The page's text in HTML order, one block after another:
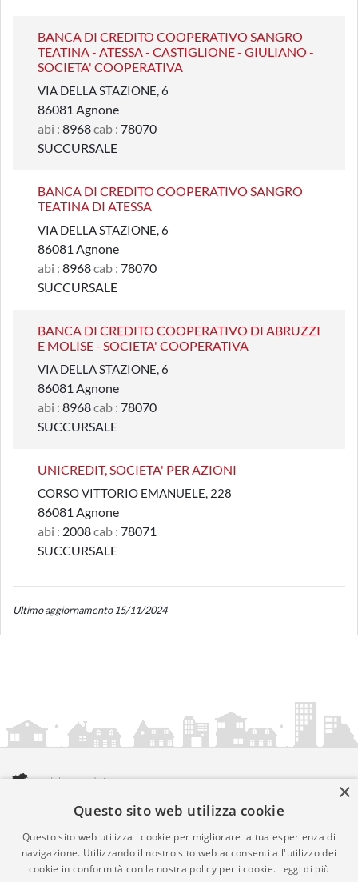
BANCA DI CREDITO COOPERATIVO SANGRO
TEATINA - ATESSA - CASTIGLIONE - GIULIANO -
SOCIETA' COOPERATIVA
VIA DELLA STAZIONE, 6
86081 Agnone
abi : 8968cab : 78070
SUCCURSALE
BANCA DI CREDITO COOPERATIVO SANGRO
TEATINA DI ATESSA
VIA DELLA STAZIONE, 6
86081 Agnone
abi : 8968cab : 78070
SUCCURSALE
BANCA DI CREDITO COOPERATIVO DI ABRUZZI
E MOLISE - SOCIETA' COOPERATIVA
VIA DELLA STAZIONE, 6
86081 Agnone
abi : 8968cab : 78070
SUCCURSALE
UNICREDIT, SOCIETA' PER AZIONI
CORSO VITTORIO EMANUELE, 228
86081 Agnone
abi : 2008cab : 78071
SUCCURSALE
Ultimo aggiornamento 15/11/2024
amministrazionicomunali.it è una iniziativa diartemedia.it
© Copyright MMXXIV - P.IVA 05400000724
Informazioni sul servizio |Informativa Privacy| Informativa
Cookies • Time 0.008
×
Questo sito web utilizza cookie
Questo sito web utilizza i cookie per migliorare la tua esperienza di
navigazione. Utilizzando il nostro sito web acconsenti all'utilizzo dei
cookie in conformità con la nostra policy per i cookie. Leggi di più